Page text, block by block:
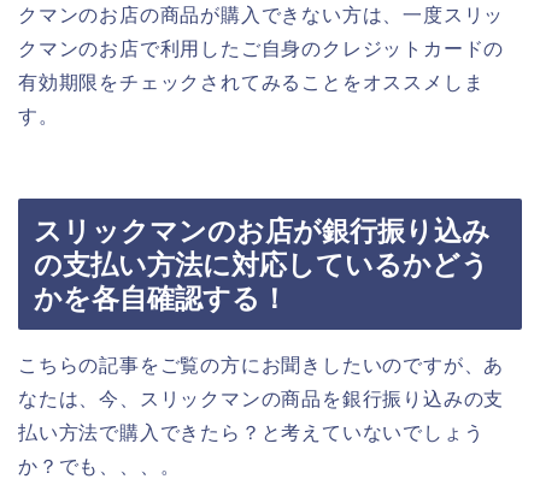
クマンのお店の商品が購入できない方は、一度スリッ
クマンのお店で利用したご自身のクレジットカードの
有効期限をチェックされてみることをオススメしま
す。
スリックマンのお店が銀行振り込み
の支払い方法に対応しているかどう
かを各自確認する！
こちらの記事をご覧の方にお聞きしたいのですが、あ
なたは、今、スリックマンの商品を銀行振り込みの支
払い方法で購入できたら？と考えていないでしょう
か？でも、、、。